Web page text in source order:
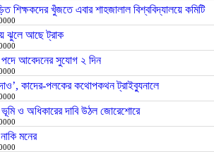
শিক্ষকদের খুঁজতে এবার শাহজালাল বিশ্ববিদ্যালয়ে কমিটি
ঝুলে আছে ট্রাক
পদে আবেদনের সুযোগ ২ দিন
কাদের-পলকের কথোপকথন ট্রাইব্যুনালে
ও অধিকারের দাবি উঠল জোরেশোরে
মনের